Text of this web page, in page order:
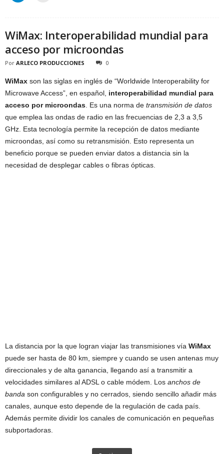
WiMax: Interoperabilidad mundial para
acceso por microondas
Por ARLECO PRODUCCIONES 0
WiMax son las siglas en inglés de “Worldwide Interoperability for
Microwave Access”, en español, interoperabilidad mundial para
acceso por microondas . Es una norma de transmisión de datos
que emplea las ondas de radio en las frecuencias de 2,3 a 3,5
GHz. Esta tecnología permite la recepción de datos mediante
microondas, así como su retransmisión. Esto representa un
beneficio porque se pueden enviar datos a distancia sin la
necesidad de desplegar cables o fibras ópticas.
La distancia por la que logran viajar las transmisiones vía WiMax
puede ser hasta de 80 km, siempre y cuando se usen antenas muy
direccionales y de alta ganancia, llegando así a transmitir a
velocidades similares al ADSL o cable módem. Los anchos de
banda son configurables y no cerrados, siendo sencillo añadir más
canales, aunque esto depende de la regulación de cada país.
Además permite dividir los canales de comunicación en pequeñas
subportadoras.